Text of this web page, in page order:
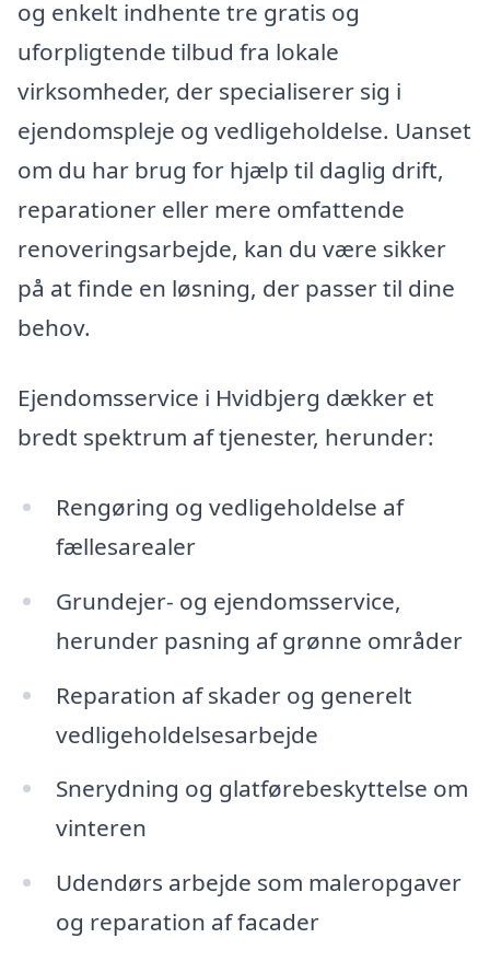
og enkelt indhente tre gratis og
uforpligtende tilbud fra lokale
virksomheder, der specialiserer sig i
ejendomspleje og vedligeholdelse. Uanset
om du har brug for hjælp til daglig drift,
reparationer eller mere omfattende
renoveringsarbejde, kan du være sikker
på at finde en løsning, der passer til dine
behov.
Ejendomsservice i Hvidbjerg dækker et
bredt spektrum af tjenester, herunder:
Rengøring og vedligeholdelse af
fællesarealer
Grundejer- og ejendomsservice,
herunder pasning af grønne områder
Reparation af skader og generelt
vedligeholdelsesarbejde
Snerydning og glatførebeskyttelse om
vinteren
Udendørs arbejde som maleropgaver
og reparation af facader